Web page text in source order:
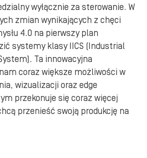
wyłącznie za sterowanie. W
zmian wynikających z chęci
4.0 na pierwszy plan
systemy klasy IICS (Industrial
Ta innowacyjna
coraz większe możliwości w
wizualizacji oraz edge
przekonuje się coraz więcej
przenieść swoją produkcję na